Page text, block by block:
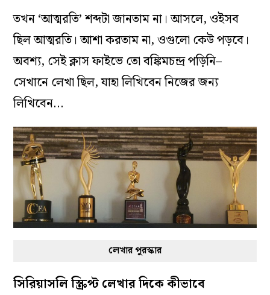
তখন ‘আত্মরতি’ শব্দটা জানতাম না। আসলে, ওইসব
ছিল আত্মরতি। আশা করতাম না, ওগুলো কেউ পড়বে।
অবশ্য, সেই ক্লাস ফাইভে তো বঙ্কিমচন্দ্র পড়িনি–
সেখানে লেখা ছিল, যাহা লিখিবেন নিজের জন্য
লিখিবেন…
লেখার পুরস্কার
সিরিয়াসলি স্ক্রিপ্ট লেখার দিকে কীভাবে